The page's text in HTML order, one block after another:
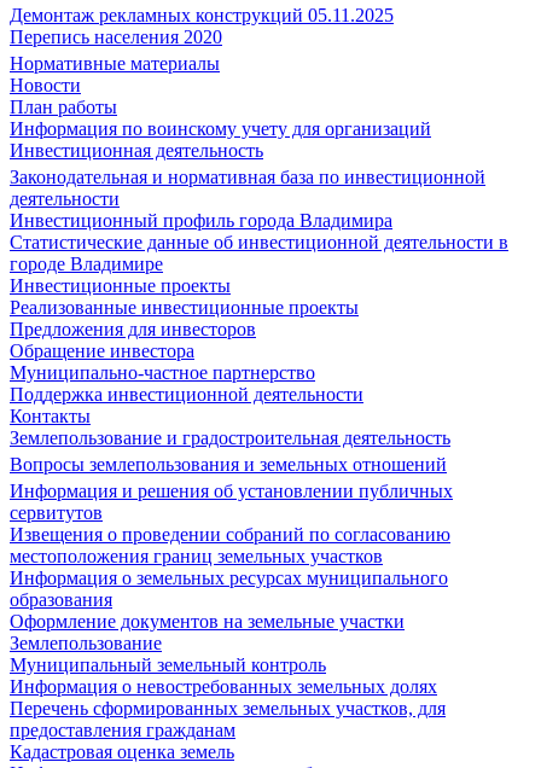
Демонтаж рекламных конструкций 05.11.2025
Перепись населения 2020
Нормативные материалы
Новости
План работы
Информация по воинскому учету для организаций
Инвестиционная деятельность
Законодательная и нормативная база по инвестиционной
деятельности
Инвестиционный профиль города Владимира
Статистические данные об инвестиционной деятельности в
городе Владимире
Инвестиционные проекты
Реализованные инвестиционные проекты
Предложения для инвесторов
Обращение инвестора
Муниципально-частное партнерство
Поддержка инвестиционной деятельности
Контакты
Землепользование и градостроительная деятельность
Вопросы землепользования и земельных отношений
Информация и решения об установлении публичных
сервитутов
Извещения о проведении собраний по согласованию
местоположения границ земельных участков
Информация о земельных ресурсах муниципального
образования
Оформление документов на земельные участки
Землепользование
Муниципальный земельный контроль
Информация о невостребованных земельных долях
Перечень сформированных земельных участков, для
предоставления гражданам
Кадастровая оценка земель